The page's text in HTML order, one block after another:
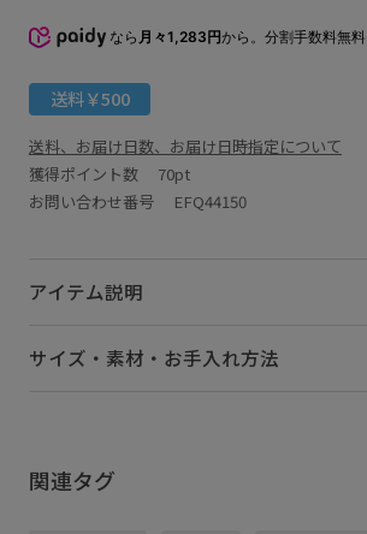
なら 月々1,283円から。分割手数料無料
送料￥500
送料、お届け日数、お届け日時指定について
獲得ポイント数 70pt
お問い合わせ番号 EFQ44150
アイテム説明
サイズ・素材・お手入れ方法
関連タグ